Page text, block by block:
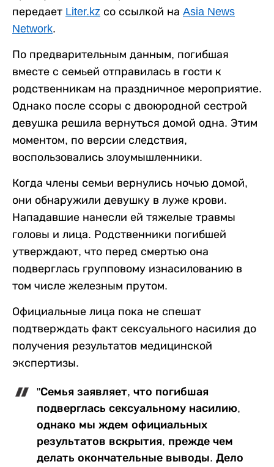
передает Liter.kz со ссылкой на Asia News
Network.
По предварительным данным, погибшая
вместе с семьей отправилась в гости к
родственникам на праздничное мероприятие.
Однако после ссоры с двоюродной сестрой
девушка решила вернуться домой одна. Этим
моментом, по версии следствия,
воспользовались злоумышленники.
Когда члены семьи вернулись ночью домой,
они обнаружили девушку в луже крови.
Нападавшие нанесли ей тяжелые травмы
головы и лица. Родственники погибшей
утверждают, что перед смертью она
подверглась групповому изнасилованию в
том числе железным прутом.
Официальные лица пока не спешат
подтверждать факт сексуального насилия до
получения результатов медицинской
экспертизы.
"Семья заявляет, что погибшая
подверглась сексуальному насилию,
однако мы ждем официальных
результатов вскрытия, прежде чем
делать окончательные выводы. Дело